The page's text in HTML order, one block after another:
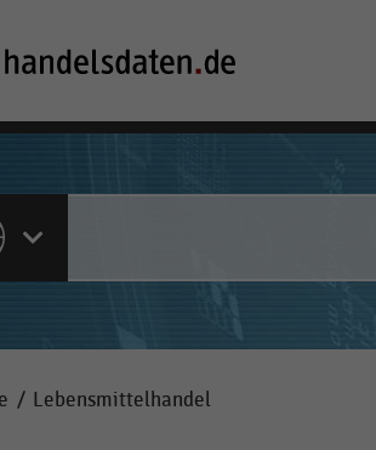
INHALTE
Lebensmittelhandel